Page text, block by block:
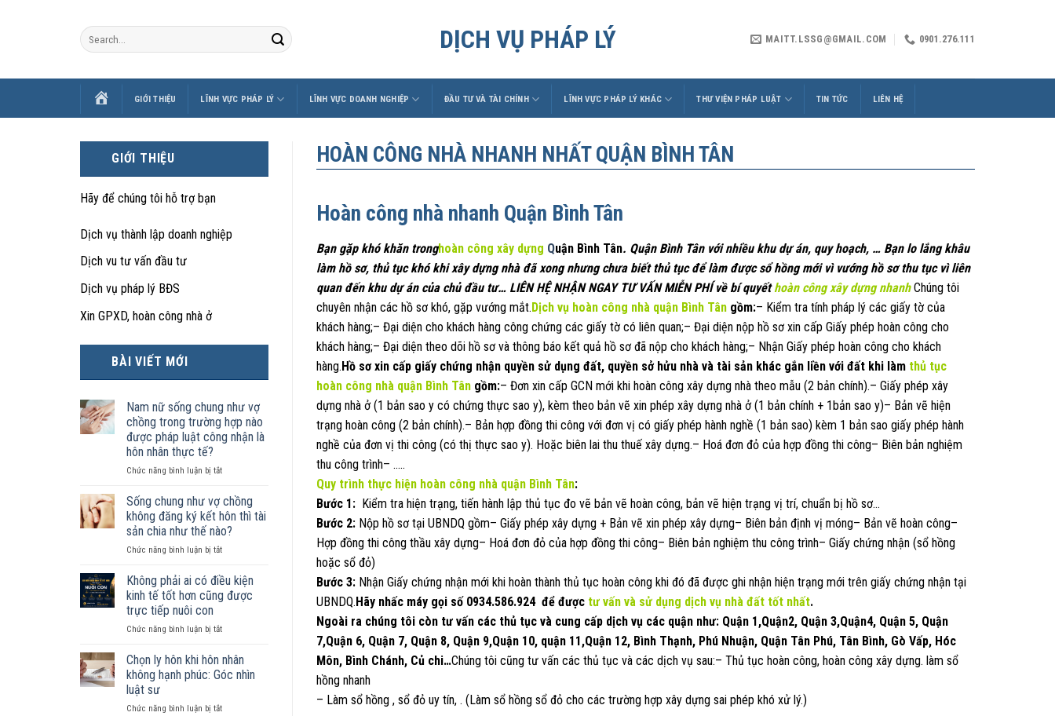
DỊCH VỤ PHÁP LÝ MAITT.LSSG@GMAIL.COM 0901.276.111
TRANGGIỚI THIỆU LĨNH VỰC PHÁP LÝ LĨNH VỰC DOANH NGHIỆP ĐẦU TƯ VÀ TÀI CHÍNH LĨNH VỰC PHÁP LÝ KHÁC THƯ VIỆN PHÁP LUẬT TIN TỨC LIÊN HỆ
GIỚI THIỆU
Hãy để chúng tôi hỗ trợ bạn
Dịch vụ thành lập doanh nghiệp
Dịch vu tư vấn đầu tư
Dịch vụ pháp lý BĐS
Xin GPXD, hoàn công nhà ở
BÀI VIẾT MỚI
Nam nữ sống chung như vợ
chồng trong trường hợp nào
được pháp luật công nhận là
hôn nhân thực tế?
Chức năng bình luận bị tắtở
nữ
sống
chung
như
vợ
trong
trường
hợp
được
luật
công
hôn
Sống chung như vợ chồng
không đăng ký kết hôn thì tài
sản chia như thế nào?
Chức năng bình luận bị tắtở
chung
như
vợ
không
ký
kết
hôn
tài
Không phải ai có điều kiện
kinh tế tốt hơn cũng được
trực tiếp nuôi con
Chức năng bình luận bị tắtở
phải
ai
có
kiện
Chọn ly hôn khi hôn nhân
không hạnh phúc: Góc nhìn
luật sư
Chức năng bình luận bị tắtở
HOÀN CÔNG NHÀ NHANH NHẤT QUẬN BÌNH TÂN
Hoàn công nhà nhanh Quận Bình Tân
Bạn gặp khó khăn tronghoàn công xây dựng Quận Bình Tân. Quận Bình Tân với nhiều khu dự án, quy hoạch, … Bạn lo lắng khâu
làm hồ sơ, thủ tục khó khi xây dựng nhà đã xong nhưng chưa biết thủ tục để làm được sổ hồng mới vì vướng hồ sơ thu tục vì liên
quan đến khu dự án của chủ đầu tư… LIÊN HỆ NHẬN NGAY TƯ VẤN MIỄN PHÍ về bí quyếthoàn công xây dựng nhanhChúng tôi
chuyên nhận các hồ sơ khó, gặp vướng mắt.Dịch vụ hoàn công nhà quận Bình Tân gồm:– Kiểm tra tính pháp lý các giấy tờ của
khách hàng;– Đại diện cho khách hàng công chứng các giấy tờ có liên quan;– Đại diện nộp hồ sơ xin cấp Giấy phép hoàn công cho
khách hàng;– Đại diện theo dõi hồ sơ và thông báo kết quả hồ sơ đã nộp cho khách hàng;– Nhận Giấy phép hoàn công cho khách
hàng.Hồ sơ xin cấp giấy chứng nhận quyền sử dụng đất, quyền sở hửu nhà và tài sản khác gắn liền với đất khi làm thủ tục
hoàn công nhà quận Bình Tân gồm:– Đơn xin cấp GCN mới khi hoàn công xây dựng nhà theo mẫu (2 bản chính).– Giấy phép xây
dựng nhà ở (1 bản sao y có chứng thực sao y), kèm theo bản vẽ xin phép xây dựng nhà ở (1 bản chính + 1bản sao y)– Bản vẽ hiện
trạng hoàn công (2 bản chính).– Bản hợp đồng thi công với đơn vị có giấy phép hành nghề (1 bản sao) kèm 1 bản sao giấy phép hành
nghề của đơn vị thi công (có thị thực sao y). Hoặc biên lai thu thuế xây dựng.– Hoá đơn đỏ của hợp đồng thi công– Biên bản nghiệm
thu công trình– …..
Quy trình thực hiện hoàn công nhà quận Bình Tân:
Bước 1: Kiểm tra hiện trạng, tiến hành lập thủ tục đo vẽ bản vẽ hoàn công, bản vẽ hiện trạng vị trí, chuẩn bị hồ sơ…
Bước 2: Nộp hồ sơ tại UBNDQ gồm– Giấy phép xây dựng + Bản vẽ xin phép xây dựng– Biên bản định vị móng– Bản vẽ hoàn công–
Hợp đồng thi công thầu xây dựng– Hoá đơn đỏ của hợp đồng thi công– Biên bản nghiệm thu công trình– Giấy chứng nhận (sổ hồng
hoặc sổ đỏ)
Bước 3: Nhận Giấy chứng nhận mới khi hoàn thành thủ tục hoàn công khi đó đã được ghi nhận hiện trạng mới trên giấy chứng nhận tại
UBNDQ.Hãy nhấc máy gọi số 0934.586.924 để được tư vấn và sử dụng dịch vụ nhà đất tốt nhất.
Ngoài ra chúng tôi còn tư vấn các thủ tục và cung cấp dịch vụ các quận như: Quận 1,Quận2, Quận 3,Quận4, Quận 5, Quận
7,Quận 6, Quận 7, Quận 8, Quận 9,Quận 10, quận 11,Quận 12, Bình Thạnh, Phú Nhuận, Quận Tân Phú, Tân Bình, Gò Vấp, Hóc
Môn, Bình Chánh, Củ chi…Chúng tôi cũng tư vấn các thủ tục và các dịch vụ sau:– Thủ tục hoàn công, hoàn công xây dựng. làm sổ
hồng nhanh
– Làm sổ hồng , sổ đỏ uy tín, . (Làm sổ hồng sổ đỏ cho các trường hợp xây dựng sai phép khó xử lý.)